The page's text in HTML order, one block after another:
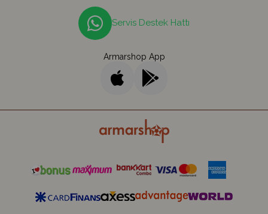
Servis Destek Hattı
Armarshop App